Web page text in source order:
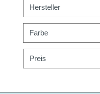
Hersteller
Farbe
Preis